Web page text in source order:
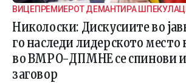
ВИЦЕПРЕМИЕРОТ ДЕМАНТИРА
ВНАТРЕПАРТИСКИ ПОДЕЛБИ
Николоски: Дискусиите во
го наследи лидерското
во ВМРО-ДПМНЕ се спинови и
заговор